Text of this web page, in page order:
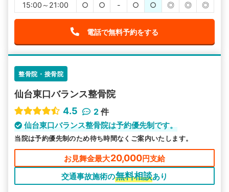
15:00～21:00
○ ○ - ○ ○ ◎ ◎ ◎
電話で無料予約をする
整骨院・接骨院
仙台東口バランス整骨院
4.5
2 件
仙台東口バランス整骨院は予約優先制です。
当院は予約優先制のため待ち時間なくご案内いたします。
お見舞金最大20,000円支給
交通事故施術の無料相談あり